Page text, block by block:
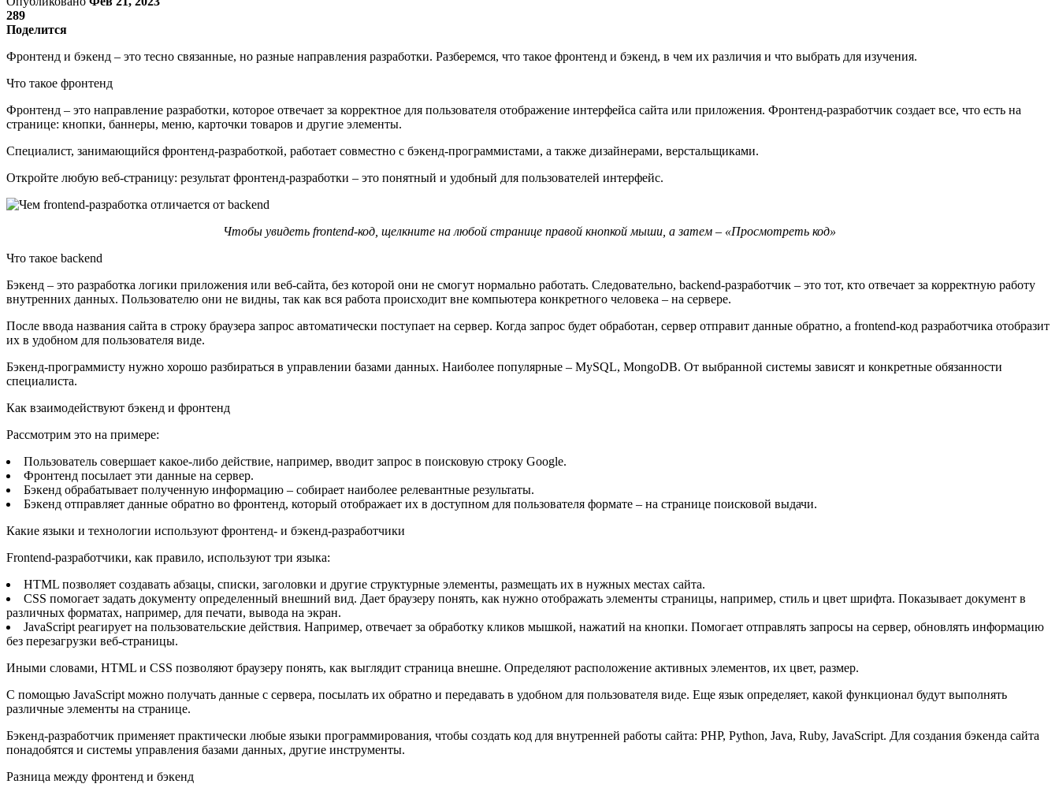
289
Поделится
Фронтенд и бэкенд – это тесно связанные, но разные направления разработки. Разберемся, что такое фронтенд и бэкенд, в чем их различия и что выбрать для изучения.
Что такое фронтенд
Фронтенд – это направление разработки, которое отвечает за корректное для пользователя отображение интерфейса сайта или приложения. Фронтенд-разработчик создает все, что есть на
странице: кнопки, баннеры, меню, карточки товаров и другие элементы.
Специалист, занимающийся фронтенд-разработкой, работает совместно с бэкенд-программистами, а также дизайнерами, верстальщиками.
Откройте любую веб-страницу: результат фронтенд-разработки – это понятный и удобный для пользователей интерфейс.
Чтобы увидеть frontend-код, щелкните на любой странице правой кнопкой мыши, а затем – «Просмотреть код»
Что такое backend
Бэкенд – это разработка логики приложения или веб-сайта, без которой они не смогут нормально работать. Следовательно, backend-разработчик – это тот, кто отвечает за корректную работу
внутренних данных. Пользователю они не видны, так как вся работа происходит вне компьютера конкретного человека – на сервере.
После ввода названия сайта в строку браузера запрос автоматически поступает на сервер. Когда запрос будет обработан, сервер отправит данные обратно, а frontend-код разработчика отобразит
их в удобном для пользователя виде.
Бэкенд-программисту нужно хорошо разбираться в управлении базами данных. Наиболее популярные – MySQL, MongoDB. От выбранной системы зависят и конкретные обязанности
специалиста.
Как взаимодействуют бэкенд и фронтенд
Рассмотрим это на примере:
Пользователь совершает какое-либо действие, например, вводит запрос в поисковую строку Google.
Фронтенд посылает эти данные на сервер.
Бэкенд обрабатывает полученную информацию – собирает наиболее релевантные результаты.
Бэкенд отправляет данные обратно во фронтенд, который отображает их в доступном для пользователя формате – на странице поисковой выдачи.
Какие языки и технологии используют фронтенд- и бэкенд-разработчики
Frontend-разработчики, как правило, используют три языка:
HTML позволяет создавать абзацы, списки, заголовки и другие структурные элементы, размещать их в нужных местах сайта.
CSS помогает задать документу определенный внешний вид. Дает браузеру понять, как нужно отображать элементы страницы, например, стиль и цвет шрифта. Показывает документ в
различных форматах, например, для печати, вывода на экран.
JavaScript реагирует на пользовательские действия. Например, отвечает за обработку кликов мышкой, нажатий на кнопки. Помогает отправлять запросы на сервер, обновлять информацию
без перезагрузки веб-страницы.
Иными словами, HTML и CSS позволяют браузеру понять, как выглядит страница внешне. Определяют расположение активных элементов, их цвет, размер.
С помощью JavaScript можно получать данные с сервера, посылать их обратно и передавать в удобном для пользователя виде. Еще язык определяет, какой функционал будут выполнять
различные элементы на странице.
Бэкенд-разработчик применяет практически любые языки программирования, чтобы создать код для внутренней работы сайта: PHP, Python, Java, Ruby, JavaScript. Для создания бэкенда сайта
понадобятся и системы управления базами данных, другие инструменты.
Разница между фронтенд и бэкенд